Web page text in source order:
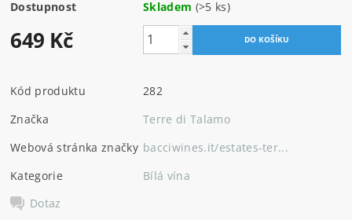
Dostupnost Skladem (>5 ks)
649 Kč
Kód produktu
282
Značka
Terre di Talamo
Webová stránka značky bacciwines.it/estates-ter...
Kategorie
Bílá vína
Dotaz